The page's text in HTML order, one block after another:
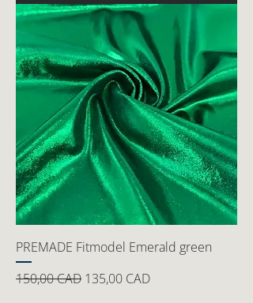
PREMADE Fitmodel Emerald green
Precio
150,00 CAD Precio de oferta
135,00 CAD